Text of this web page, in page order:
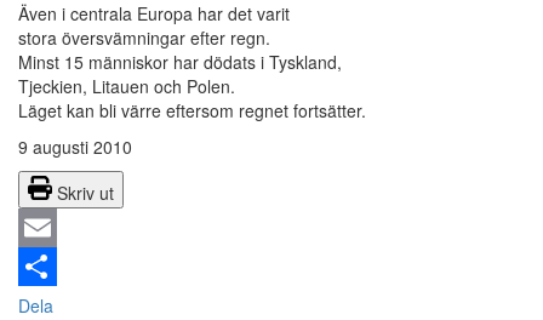
Även i centrala Europa har det varit
stora översvämningar efter regn.
Minst 15 människor har dödats i Tyskland,
Tjeckien, Litauen och Polen.
Läget kan bli värre eftersom regnet fortsätter.
9 augusti 2010
Skriv ut
Email
Dela